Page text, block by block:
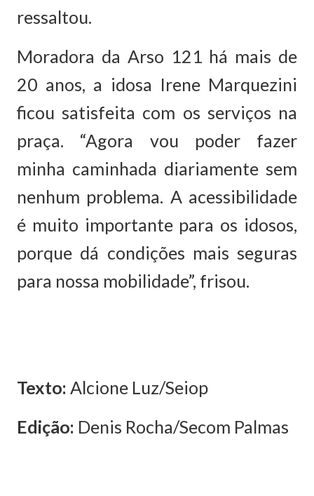
ressaltou.
Moradora da Arso 121 há mais de
20 anos, a idosa Irene Marquezini
ficou satisfeita com os serviços na
praça. “Agora vou poder fazer
minha caminhada diariamente sem
nenhum problema. A acessibilidade
é muito importante para os idosos,
porque dá condições mais seguras
para nossa mobilidade”, frisou.
Texto: Alcione Luz/Seiop
Edição: Denis Rocha/Secom Palmas